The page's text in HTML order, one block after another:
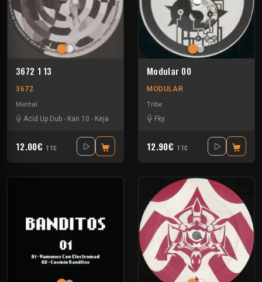
3672 1 13
3672
Mental
Acid Up Dub - Kan 10 - Keja
12.00€ TTC
Modular 00
MODULAR
Tribe
Fky
12.90€ TTC